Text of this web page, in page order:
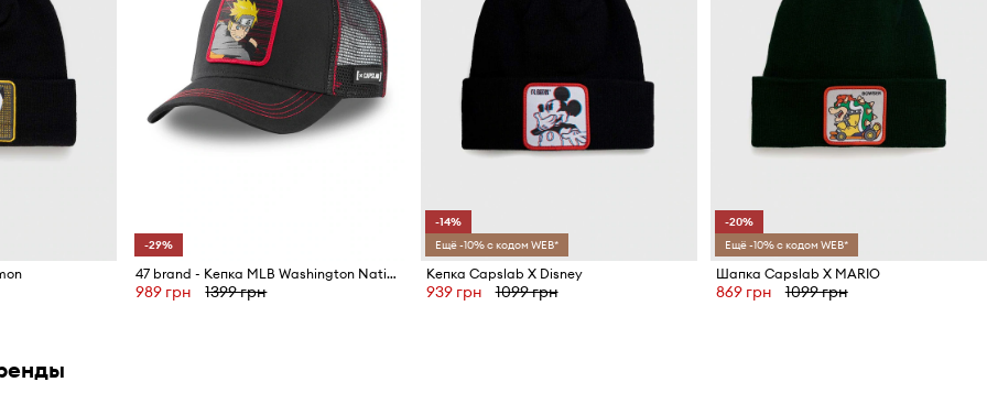
-29%
47 brand - Кепка MLB Washington Nationals
989 грн 1399 грн
-14%
Ещё -10% с кодом WEB*
Кепка Capslab X Disney
939 грн 1099 грн
-20%
Ещё -10% с кодом WEB*
Шапка Capslab X MARIO
869 грн 1099 грн